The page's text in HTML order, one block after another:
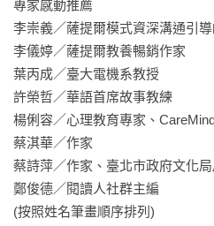
專家感動推薦
李崇義／薩提爾模式資深溝通引
李儀婷／薩提爾教養暢銷作家
葉丙成／臺大電機系教授
許榮哲／華語首席故事教練
楊俐容／心理教育專家、
蔡淇華／作家
蔡詩萍／作家、臺北市政府文化
鄭俊德／閱讀人社群主編
(按照姓名筆畫順序排列)